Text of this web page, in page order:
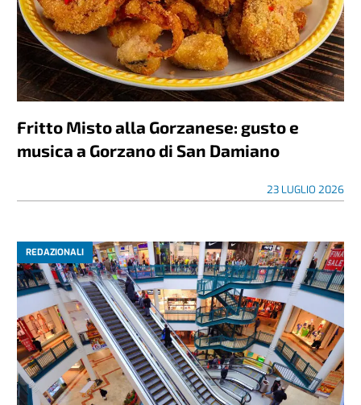
Fritto Misto alla Gorzanese: gusto e
musica a Gorzano di San Damiano
23 LUGLIO 2026
REDAZIONALI